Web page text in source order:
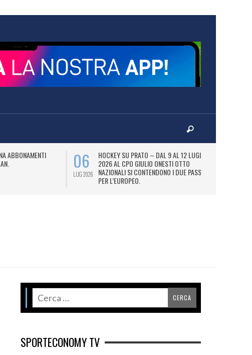
ABBONAMENTI
06
LUG 2026
HOCKEY SU PRATO – DAL 9 AL 12 LUGLIO
2026 AL CPO GIULIO ONESTI OTTO
NAZIONALI SI CONTENDONO I DUE PASS
PER L’EUROPEO.
SPORTECONOMY TV